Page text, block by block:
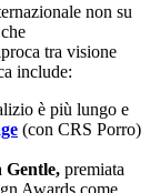
non su
tra visione
include:
è più lungo e
(con CRS Porro)
Gentle, premiata
Awards come